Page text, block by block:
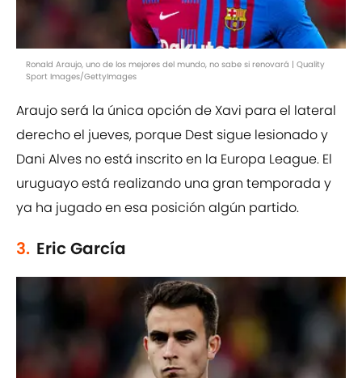
Ronald Araujo, uno de los mejores del mundo, no sabe si renovará | Quality
Sport Images/GettyImages
Araujo será la única opción de Xavi para el lateral
derecho el jueves, porque Dest sigue lesionado y
Dani Alves no está inscrito en la Europa League. El
uruguayo está realizando una gran temporada y
ya ha jugado en esa posición algún partido.
3. Eric García